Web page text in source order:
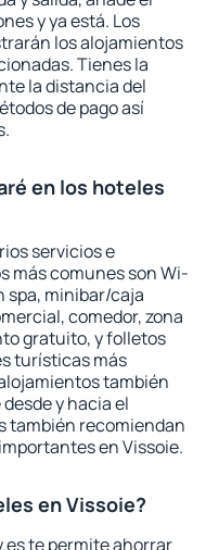
y ya está. Los
los alojamientos
Tienes la
la distancia del
de pago así
en los hoteles
servicios e
más comunes son Wi-
spa, minibar/caja
comedor, zona
gratuito, y folletos
turísticas más
también
y hacia el
también recomiendan
en Vissoie.
en Vissoie?
te permite ahorrar